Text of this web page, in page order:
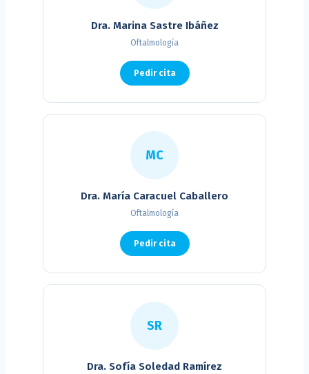
Dra. Marina Sastre Ibáñez
Oftalmología
Pedir cita
MC
Dra. María Caracuel Caballero
Oftalmología
Pedir cita
SR
Dra. Sofía Soledad Ramírez